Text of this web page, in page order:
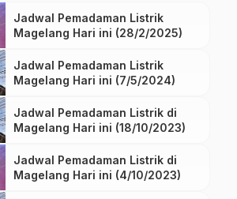
Jadwal Pemadaman Listrik
Magelang Hari ini (28/2/2025)
Jadwal Pemadaman Listrik
Magelang Hari ini (7/5/2024)
Jadwal Pemadaman Listrik di
Magelang Hari ini (18/10/2023)
Jadwal Pemadaman Listrik di
Magelang Hari ini (4/10/2023)